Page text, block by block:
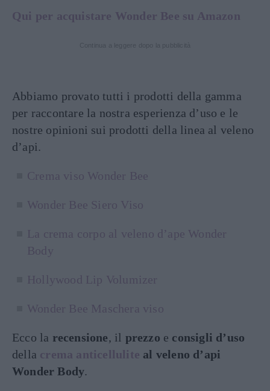
Qui per acquistare Wonder Bee su Amazon
Abbiamo provato tutti i prodotti della gamma
per raccontare la nostra esperienza d’uso e le
nostre opinioni sui prodotti della linea al veleno
d’api.
Crema viso Wonder Bee
Wonder Bee Siero Viso
La crema corpo al veleno d’ape Wonder
Body
Hollywood Lip Volumizer
Wonder Bee Maschera viso
Ecco la recensione, il prezzo e consigli d’uso
della crema anticellulite al veleno d’api
Wonder Body.